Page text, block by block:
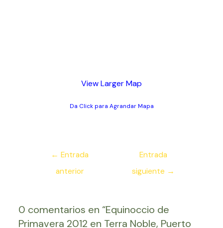
View Larger Map
Da Click para Agrandar Mapa
Navegación
entradas
← Entrada
anterior
Entrada
siguiente →
0 comentarios en “Equinoccio de
Primavera 2012 en Terra Noble, Puerto